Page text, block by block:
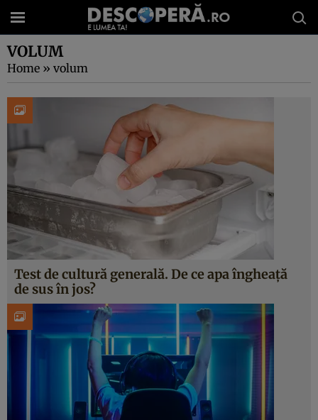
VOLUM
Home » volum
Test de cultură generală. De ce apa îngheață
de sus în jos?